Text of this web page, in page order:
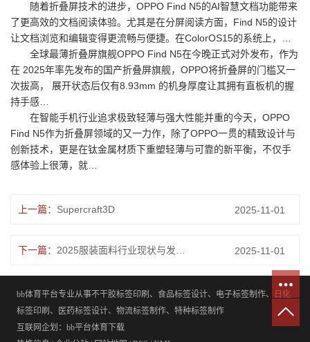
随着折叠屏技术的进步，OPPO Find N5的AI智慧文档功能带来
了更高效的文档阅读体验。尤其是在分屏阅读方面，Find N5的设计
让文档浏览和编辑变得更流畅与便捷。在ColorOS15的系统上，…
全球最薄折叠屏旗舰OPPO Find N5在今晚正式对外发布，作为
在 2025年率先发布的国产折叠屏旗舰，OPPO将折叠屏的门槛又一
次拔高， 展开状态后仅有8.93mm 的机身厚度让其拥有直板机的握
持手感…
在智能手机行业追求极致轻薄与强大性能并重的今天，OPPO
Find N5作为折叠屏领域的又一力作，除了OPPO一贯的精致设计与
创新技术，更是在钛金属材质下重塑轻薄与可靠的新平衡，不仅手
感体验上很薄，就…
上一篇： Supercraft3D 2025-11-01
下一篇： 2025-11-01
bb体育平台专业从事不干胶标签印刷、食品标签设计、电子标签制作、日化
标签印刷、医药标签设计、物流标签制作、特种标签制作
互联网企划：bb平台体育下载